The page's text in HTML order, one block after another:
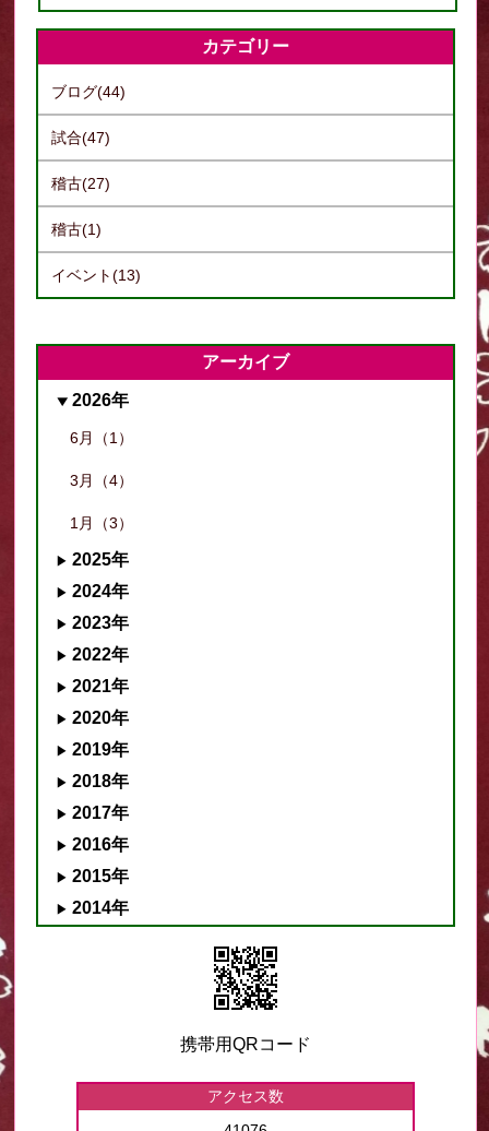
カテゴリー
ブログ(44)
試合(47)
稽古(27)
稽古(1)
イベント(13)
アーカイブ
2026年
6月（1）
3月（4）
1月（3）
2025年
2024年
2023年
2022年
2021年
2020年
2019年
2018年
2017年
2016年
2015年
2014年
携帯用QRコード
アクセス数